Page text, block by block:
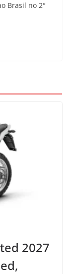
Brasil no 2°
2027